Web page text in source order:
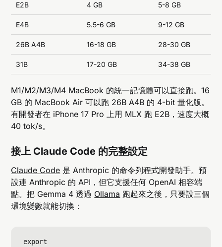
E2B 4 GB 5-8 GB
E4B 5.5-6 GB 9-12 GB
26B A4B 16-18 GB 28-30 GB
31B 17-20 GB 34-38 GB
M1/M2/M3/M4 MacBook 的統一記憶體可以直接跑。16
GB 的 MacBook Air 可以跑 26B A4B 的 4-bit 量化版。
有開發者在 iPhone 17 Pro 上用 MLX 跑 E2B，速度大概
40 tok/s。
接上 Claude Code 的完整設定
Claude Code 是 Anthropic 的命令列程式開發助手。預
設連 Anthropic 的 API，但它支援任何 OpenAI 相容端
點。把 Gemma 4 透過 Ollama 跑起來之後，只要設三個
環境變數就能切換：
export